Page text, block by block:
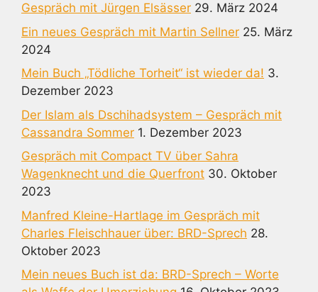
Gespräch mit Jürgen Elsässer 29. März 2024
Ein neues Gespräch mit Martin Sellner 25. März
2024
Mein Buch „Tödliche Torheit“ ist wieder da! 3.
Dezember 2023
Der Islam als Dschihadsystem – Gespräch mit
Cassandra Sommer 1. Dezember 2023
Gespräch mit Compact TV über Sahra
Wagenknecht und die Querfront 30. Oktober
2023
Manfred Kleine-Hartlage im Gespräch mit
Charles Fleischhauer über: BRD-Sprech 28.
Oktober 2023
Mein neues Buch ist da: BRD-Sprech – Worte